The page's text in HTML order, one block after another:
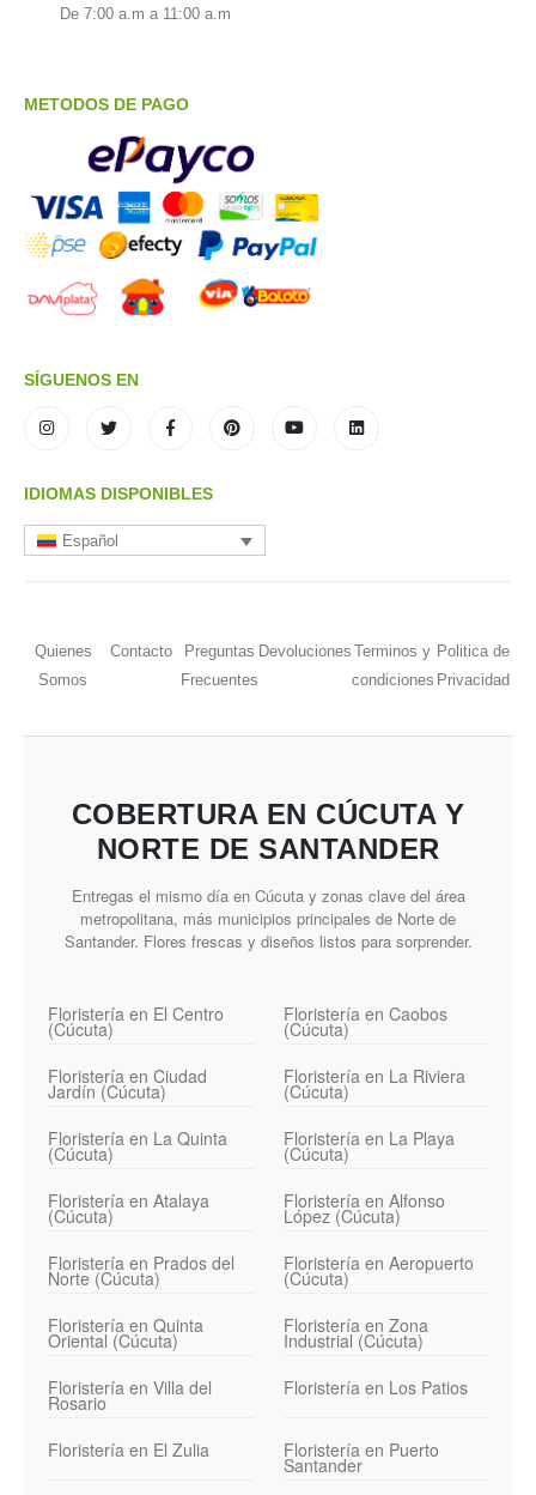
De 7:00 a.m a 11:00 a.m
METODOS DE PAGO
SÍGUENOS EN
IDIOMAS DISPONIBLES
Español
Quienes
Somos
Contacto
Preguntas
Frecuentes
Devoluciones Terminos y
condiciones
Politica de
Privacidad
COBERTURA EN CÚCUTA Y
NORTE DE SANTANDER
Entregas el mismo día en Cúcuta y zonas clave del área
metropolitana, más municipios principales de Norte de
Santander. Flores frescas y diseños listos para sorprender.
Floristería en El Centro
(Cúcuta)
Floristería en Caobos
(Cúcuta)
Floristería en Ciudad
Jardín (Cúcuta)
Floristería en La Riviera
(Cúcuta)
Floristería en La Quinta
(Cúcuta)
Floristería en La Playa
(Cúcuta)
Floristería en Atalaya
(Cúcuta)
Floristería en Alfonso
López (Cúcuta)
Floristería en Prados del
Norte (Cúcuta)
Floristería en Aeropuerto
(Cúcuta)
Floristería en Quinta
Oriental (Cúcuta)
Floristería en Zona
Industrial (Cúcuta)
Floristería en Villa del
Rosario
Floristería en Los Patios
Floristería en El Zulia Floristería en Puerto
Santander